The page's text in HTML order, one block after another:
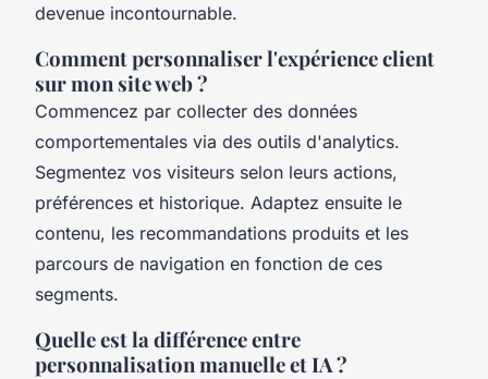
devenue incontournable.
Comment personnaliser l'expérience client
sur mon site web ?
Commencez par collecter des données
comportementales via des outils d'analytics.
Segmentez vos visiteurs selon leurs actions,
préférences et historique. Adaptez ensuite le
contenu, les recommandations produits et les
parcours de navigation en fonction de ces
segments.
Quelle est la différence entre
personnalisation manuelle et IA ?